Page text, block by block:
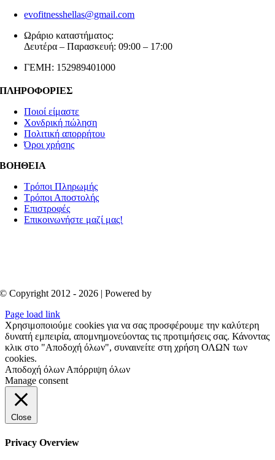
evofitnesshellas@gmail.com
Ωράριο καταστήματος:
Δευτέρα – Παρασκευή: 09:00 – 17:00
ΓΕΜΗ: 152989401000
ΠΛΗΡΟΦΟΡΙΕΣ
Ποιοί είμαστε
Χονδρική πώληση
Πολιτική απορρήτου
Όροι χρήσης
ΒΟΗΘΕΙΑ
Τρόποι Πληρωμής
Τρόποι Αποστολής
Επιστροφές
Επικοινωνήστε μαζί μας!
© Copyright 2012 - 2026 | Powered by
Page load link
Χρησιμοποιούμε cookies για να σας προσφέρουμε την καλύτερη
δυνατή εμπειρία, απομνημονεύοντας τις προτιμήσεις σας. Κάνοντας
κλικ στο "Αποδοχή όλων", συναινείτε στη χρήση ΟΛΩΝ των
cookies.
Αποδοχή όλων Απόρριψη όλων
Manage consent
Close
Privacy Overview